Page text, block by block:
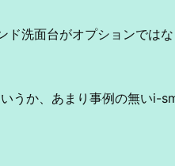
ド洗面台がオプションでは
うか、あまり事例の無いi-